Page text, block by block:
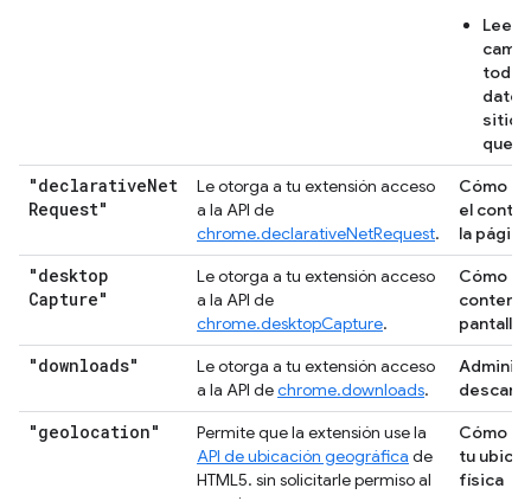
Leer y
sitios
que
"declarativeNet
Request"
Le otorga a tu extensión acceso
a la API de
chrome.declarativeNetRequest.
Cómo
el
la página
"desktop
Capture"
Le otorga a tu extensión acceso
a la API de
chrome.desktopCapture.
Cómo
pantalla
"downloads"
Le otorga a tu extensión acceso
a la API dechrome.downloads.
"geolocation"
Permite que la extensión use la
API de ubicación geográfica de
HTML5. sin solicitarle permiso al
Cómo
tu
física